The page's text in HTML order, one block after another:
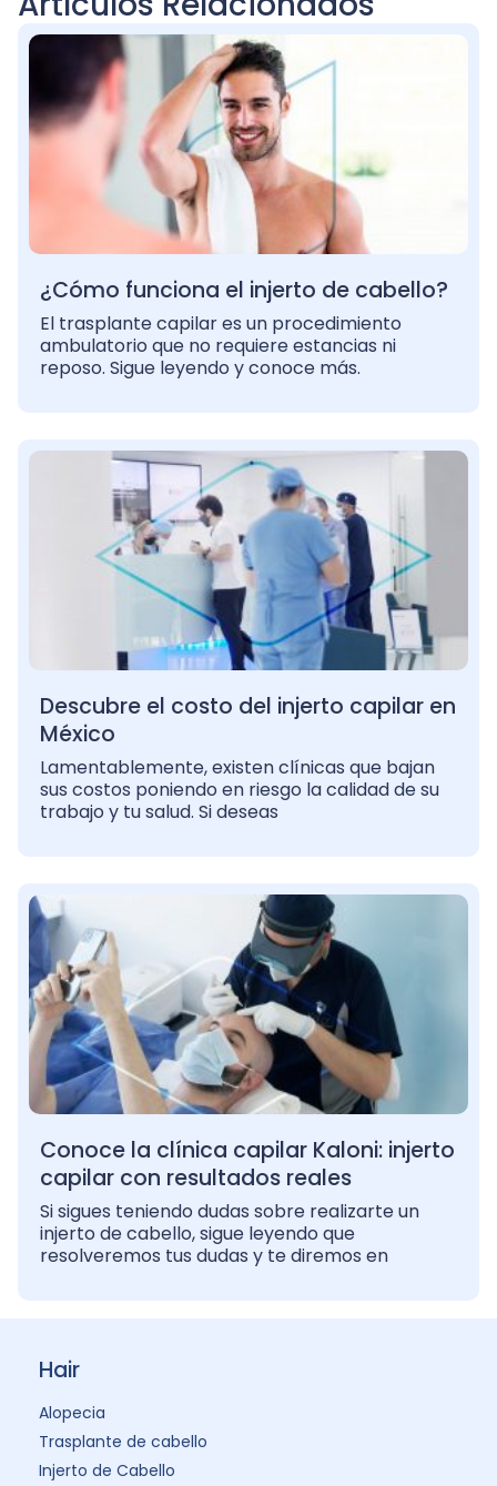
¿Cómo funciona el injerto de cabello?
El trasplante capilar es un procedimiento
ambulatorio que no requiere estancias ni
reposo. Sigue leyendo y conoce más.
Descubre el costo del injerto capilar en
México
Lamentablemente, existen clínicas que bajan
sus costos poniendo en riesgo la calidad de su
trabajo y tu salud. Si deseas
Conoce la clínica capilar Kaloni: injerto
capilar con resultados reales
Si sigues teniendo dudas sobre realizarte un
injerto de cabello, sigue leyendo que
resolveremos tus dudas y te diremos en
Hair
Alopecia
Trasplante de cabello
Injerto de Cabello